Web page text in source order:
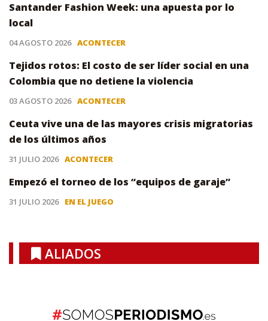
Santander Fashion Week: una apuesta por lo
local
04 AGOSTO 2026 ACONTECER
Tejidos rotos: El costo de ser líder social en una
Colombia que no detiene la violencia
03 AGOSTO 2026 ACONTECER
Ceuta vive una de las mayores crisis migratorias
de los últimos años
31 JULIO 2026 ACONTECER
Empezó el torneo de los “equipos de garaje”
31 JULIO 2026 EN EL JUEGO
ALIADOS